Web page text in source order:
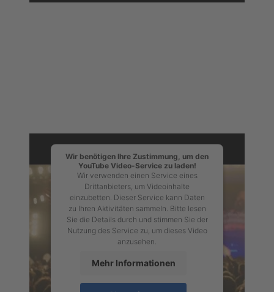
Wir benötigen Ihre Zustimmung, um den
YouTube Video-Service zu laden!
Wir verwenden einen Service eines
Drittanbieters, um Videoinhalte
einzubetten. Dieser Service kann Daten
zu Ihren Aktivitäten sammeln. Bitte lesen
Sie die Details durch und stimmen Sie der
Nutzung des Service zu, um dieses Video
anzusehen.
Mehr Informationen